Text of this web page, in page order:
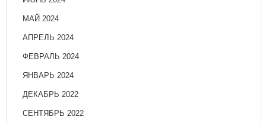
МАЙ 2024
АПРЕЛЬ 2024
ФЕВРАЛЬ 2024
ЯНВАРЬ 2024
ДЕКАБРЬ 2022
СЕНТЯБРЬ 2022